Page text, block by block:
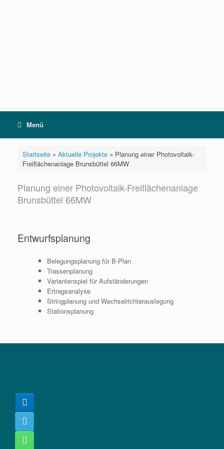
Menü
Startseite» Aktuelle Projekte» Planung einer Photovoltaik-
Freiflächenanlage Brunsbüttel 66MW
Planung einer Photovoltaik-Freiflächenanlage
Brunsbüttel 66MW
Entwurfsplanung
Belegungsplanung für B-Plan
Trassenplanung
Variantenspiel für Aufständerungen
Ertragsanalyse
Stringplanung und Wechselrichterauslegung
Stationsplanung